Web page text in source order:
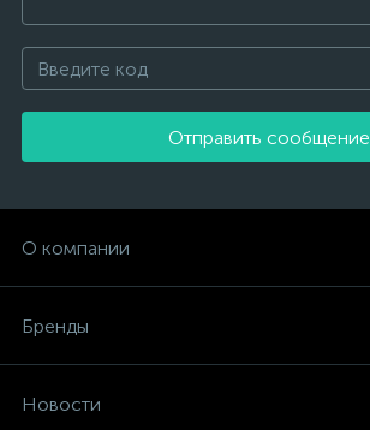
Отправить сообщение
О компании
Бренды
Новости